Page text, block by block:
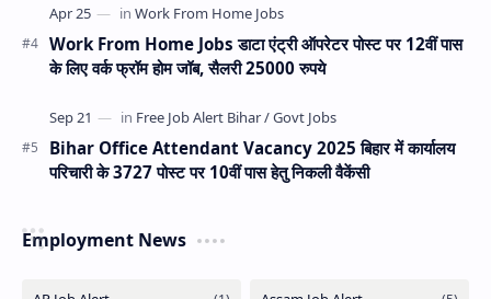
Work From Home Jobs डाटा एंट्री ऑपरेटर पोस्ट पर 12वीं पास
के लिए वर्क फ्रॉम होम जॉब, सैलरी 25000 रुपये
Bihar Office Attendant Vacancy 2025 बिहार में कार्यालय
परिचारी के 3727 पोस्ट पर 10वीं पास हेतु निकली वैकेंसी
Employment News